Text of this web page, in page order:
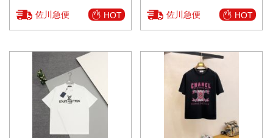
佐川急便 HOT 佐川急便 HOT